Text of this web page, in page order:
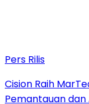
Pers Rilis
Cision Raih
Pemantauan dan